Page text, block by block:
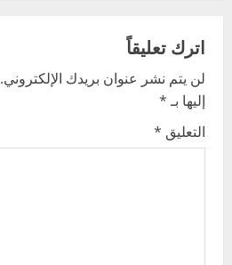
v
i
g
اترك تعليقاً
لن يتم نشر عنوان بريدك الإلكتروني.
إليها بـ*
التعليق *